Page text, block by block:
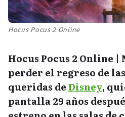
Hocus Pocus 2 Online
Hocus Pocus 2 Online |
perder el regreso de
queridas deDisney,
pantalla 29 años